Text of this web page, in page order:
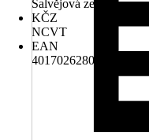
Šalvějová zelená
KČZ
NCVT
EAN
4017026280909